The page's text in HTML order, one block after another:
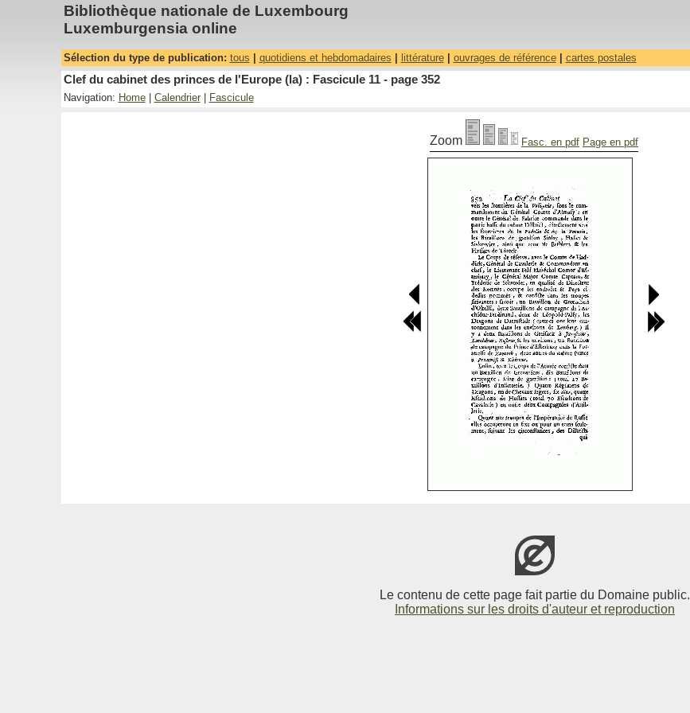
Bibliothèque nationale de Luxembourg
Luxemburgensia online
Sélection du type de publication: tous quotidiens et hebdomadaires littérature| ouvrages de référence| cartes postales
Clef du cabinet des princes de l'Europe (la) : Fascicule 11 - page 352
Navigation: Home| Calendrier| Fascicule
Zoom Fasc. en pdf Page en pdf
Le contenu de cette page fait partie du Domaine public.
Informations sur les droits d'auteur et reproduction